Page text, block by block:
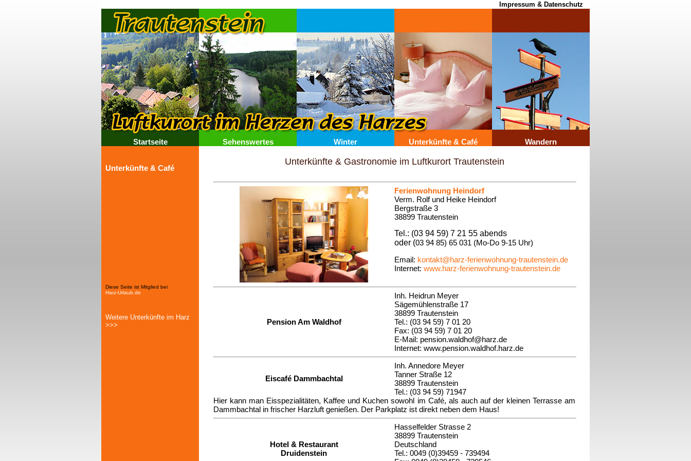
Impressum & Datenschutz
Startseite Sehenswertes Winter Unterkünfte & Café Wandern
Unterkünfte & Café
Diese Seite ist Mitglied bei
Harz-Urlaub.de
Weitere Unterkünfte im Harz
>>>
Unterkünfte & Gastronomie im Luftkurort Trautenstein
Ferienwohnung Heindorf
Verm. Rolf und Heike Heindorf
Bergstraße 3
38899 Trautenstein
Tel.: (03 94 59) 7 21 55 abends
oder (03 94 85) 65 031 (Mo-Do 9-15 Uhr)
Email: kontakt@harz-ferienwohnung-trautenstein.de
Internet: www.harz-ferienwohnung-trautenstein.de
Pension Am Waldhof
Inh. Heidrun Meyer
Sägemühlenstraße 17
38899 Trautenstein
Tel.: (03 94 59) 7 01 20
Fax: (03 94 59) 7 01 20
E-Mail: pension.waldhof@harz.de
Internet: www.pension.waldhof.harz.de
Eiscafé Dammbachtal
Inh. Annedore Meyer
Tanner Straße 12
38899 Trautenstein
Tel.: (03 94 59) 71947
Hier kann man Eisspezialitäten, Kaffee und Kuchen sowohl im Café, als auch auf der kleinen Terrasse am
Dammbachtal in frischer Harzluft genießen. Der Parkplatz ist direkt neben dem Haus!
Hotel & Restaurant
Druidenstein
Hasselfelder Strasse 2
38899 Trautenstein
Deutschland
Tel.: 0049 (0)39459 - 739494